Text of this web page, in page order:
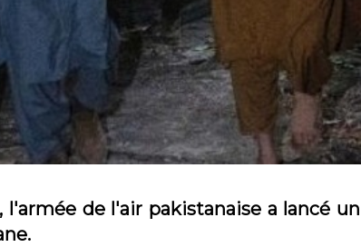
l'armée de l'air pakistanaise a lancé un